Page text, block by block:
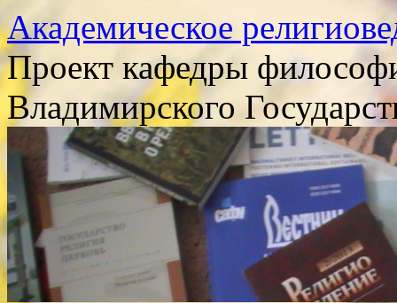
Академическое
Проект кафедры
Владимирского